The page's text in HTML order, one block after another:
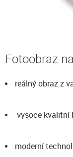
Fotoobraz
reálný obraz z
vysoce kvalitní
moderní